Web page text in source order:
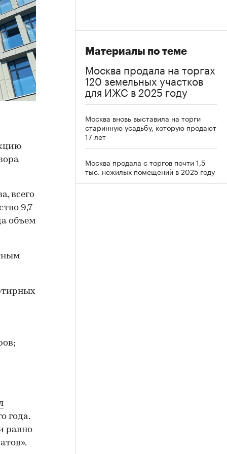
всего
9,7
объем
года.
равно
Материалы по теме
Москва продала на торгах
120 земельных участков
для ИЖС в 2025 году
Москва вновь выставила на торги
старинную усадьбу, которую продают
17 лет
Москва продала с торгов почти 1,5
тыс. нежилых помещений в 2025 году